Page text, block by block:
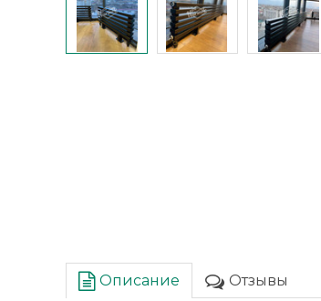
Описание Отзывы